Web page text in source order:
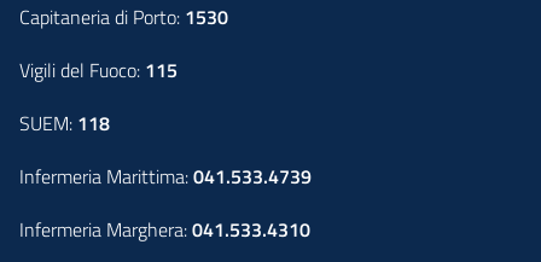
Capitaneria di Porto: 1530
Vigili del Fuoco: 115
SUEM: 118
Infermeria Marittima:041.533.4739
Infermeria Marghera:041.533.4310